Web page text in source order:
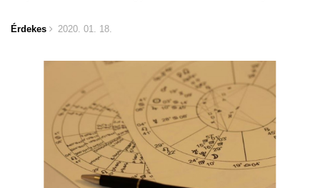
Érdekes 2020. 01. 18.